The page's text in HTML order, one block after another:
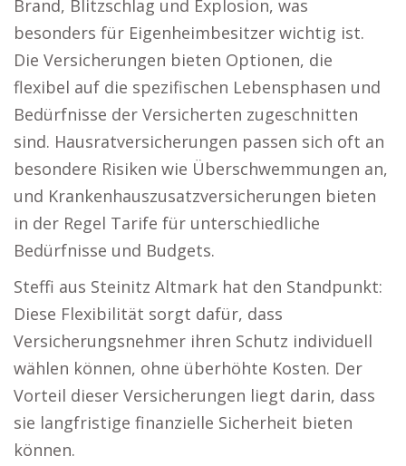
Brand, Blitzschlag und Explosion, was
besonders für Eigenheimbesitzer wichtig ist.
Die Versicherungen bieten Optionen, die
flexibel auf die spezifischen Lebensphasen und
Bedürfnisse der Versicherten zugeschnitten
sind. Hausratversicherungen passen sich oft an
besondere Risiken wie Überschwemmungen an,
und Krankenhauszusatzversicherungen bieten
in der Regel Tarife für unterschiedliche
Bedürfnisse und Budgets.
Steffi aus Steinitz Altmark hat den Standpunkt:
Diese Flexibilität sorgt dafür, dass
Versicherungsnehmer ihren Schutz individuell
wählen können, ohne überhöhte Kosten. Der
Vorteil dieser Versicherungen liegt darin, dass
sie langfristige finanzielle Sicherheit bieten
können.